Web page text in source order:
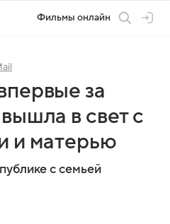
Фильмы онлайн
за
в свет с
и матерью
с семьей